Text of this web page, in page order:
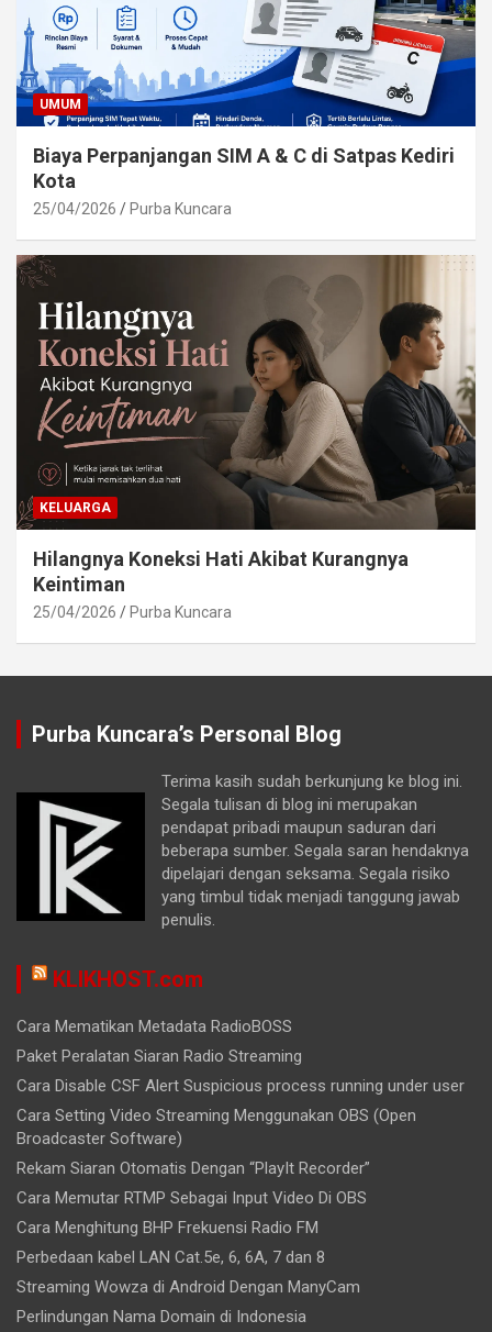
UMUM
Biaya Perpanjangan SIM A & C di Satpas Kediri
Kota
25/04/2026 Purba Kuncara
KELUARGA
Hilangnya Koneksi Hati Akibat Kurangnya
Keintiman
25/04/2026 Purba Kuncara
Purba Kuncara’s Personal Blog
Terima kasih sudah berkunjung ke blog ini.
Segala tulisan di blog ini merupakan
pendapat pribadi maupun saduran dari
beberapa sumber. Segala saran hendaknya
dipelajari dengan seksama. Segala risiko
yang timbul tidak menjadi tanggung jawab
penulis.
KLIKHOST.com
Cara Mematikan Metadata RadioBOSS
Paket Peralatan Siaran Radio Streaming
Cara Disable CSF Alert Suspicious process running under user
Cara Setting Video Streaming Menggunakan OBS (Open
Broadcaster Software)
Rekam Siaran Otomatis Dengan “PlayIt Recorder”
Cara Memutar RTMP Sebagai Input Video Di OBS
Cara Menghitung BHP Frekuensi Radio FM
Perbedaan kabel LAN Cat.5e, 6, 6A, 7 dan 8
Streaming Wowza di Android Dengan ManyCam
Perlindungan Nama Domain di Indonesia